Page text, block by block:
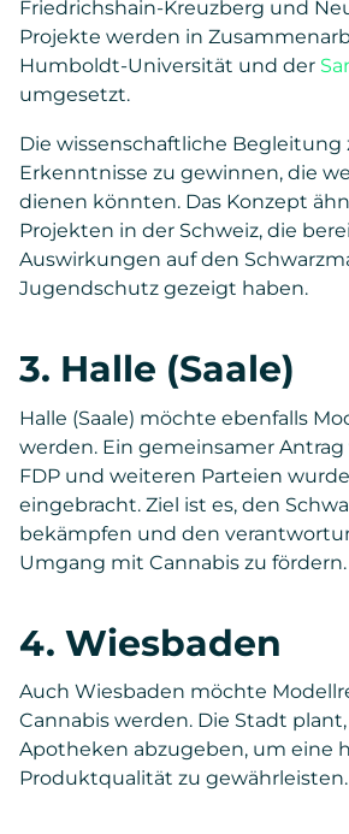
Friedrichshain-Kreuzberg und
Projekte werden in
Humboldt-Universität und der
umgesetzt.
Die wissenschaftliche Begleitung
Erkenntnisse zu gewinnen, die
dienen könnten. Das Konzept
Projekten in der Schweiz, die
Auswirkungen auf den
Jugendschutz gezeigt haben.
3. Halle (Saale)
Halle (Saale) möchte ebenfalls
werden. Ein gemeinsamer Antrag
FDP und weiteren Parteien
eingebracht. Ziel ist es, den
bekämpfen und den
Umgang mit Cannabis zu fördern.
4. Wiesbaden
Auch Wiesbaden möchte
Cannabis werden. Die Stadt
Apotheken abzugeben, um eine
Produktqualität zu gewährleisten.